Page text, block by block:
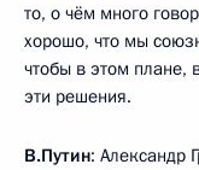
то, о чём много
хорошо, что мы
чтобы в этом плане,
эти решения.
В.Путин: Александр